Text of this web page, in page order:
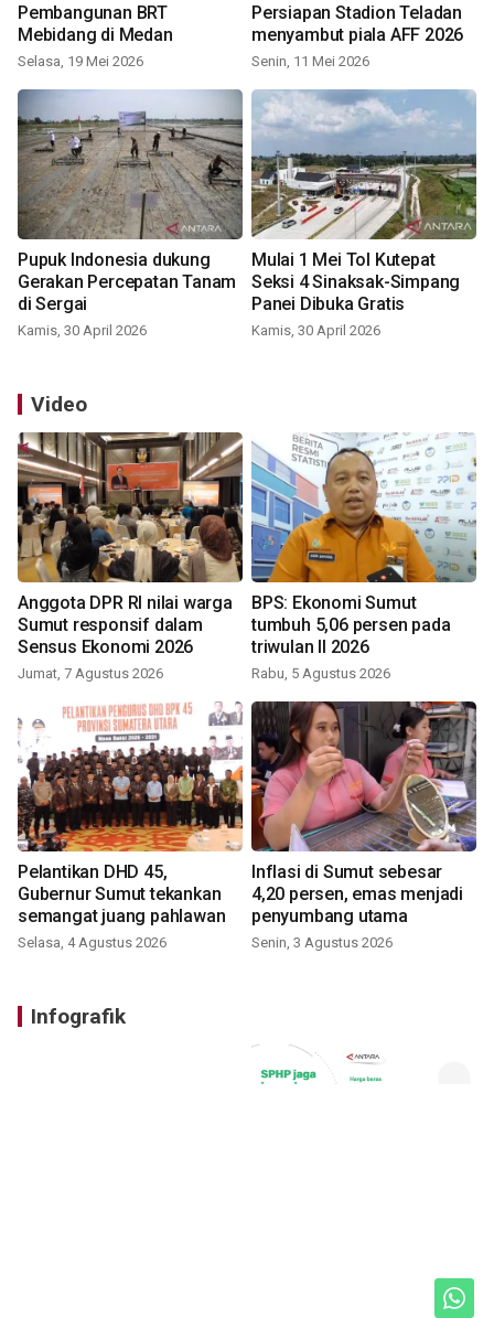
Pembangunan BRT
Mebidang di Medan
Selasa, 19 Mei 2026
Persiapan Stadion Teladan
menyambut piala AFF 2026
Senin, 11 Mei 2026
Pupuk Indonesia dukung
Gerakan Percepatan Tanam
di Sergai
Kamis, 30 April 2026
Mulai 1 Mei Tol Kutepat
Seksi 4 Sinaksak-Simpang
Panei Dibuka Gratis
Kamis, 30 April 2026
Video
Anggota DPR RI nilai warga
Sumut responsif dalam
Sensus Ekonomi 2026
Jumat, 7 Agustus 2026
BPS: Ekonomi Sumut
tumbuh 5,06 persen pada
triwulan II 2026
Rabu, 5 Agustus 2026
Pelantikan DHD 45,
Gubernur Sumut tekankan
semangat juang pahlawan
Selasa, 4 Agustus 2026
Inflasi di Sumut sebesar
4,20 persen, emas menjadi
penyumbang utama
Senin, 3 Agustus 2026
Infografik